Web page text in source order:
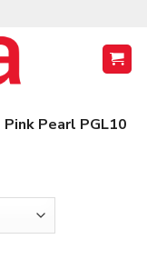
Pink Pearl PGL10